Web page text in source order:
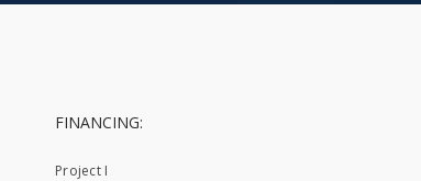
FINANCING:
Project I